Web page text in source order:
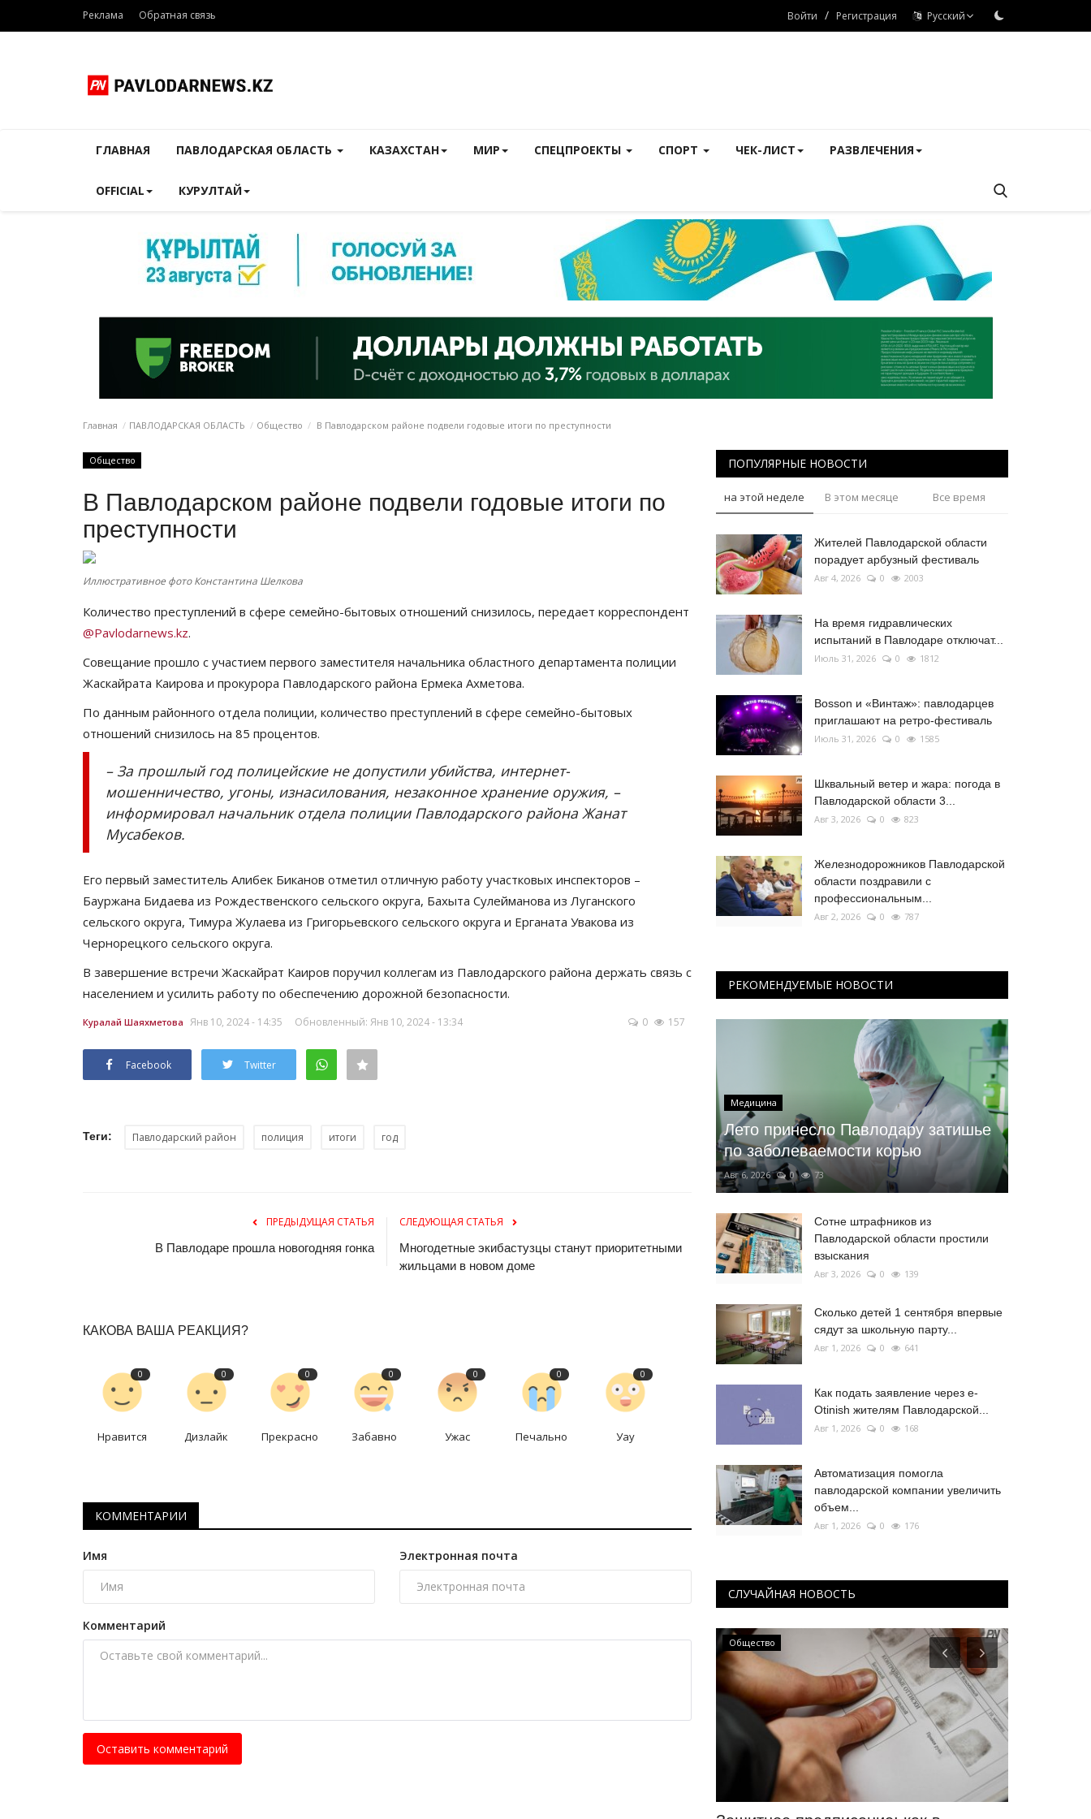
Реклама Обратная связь Войти / Регистрация Русский
ГЛАВНАЯ ПАВЛОДАРСКАЯ ОБЛАСТЬ КАЗАХСТАН МИР СПЕЦПРОЕКТЫ СПОРТ ЧЕК-ЛИСТ РАЗВЛЕЧЕНИЯ
OFFICIAL КУРУЛТАЙ
Главная ПАВЛОДАРСКАЯ ОБЛАСТЬ Общество В Павлодарском районе подвели годовые итоги по преступности
Общество
В Павлодарском районе подвели годовые итоги по
преступности
Иллюстративное фото Константина Шелкова
Количество преступлений в сфере семейно-бытовых отношений снизилось, передает корреспондент
@Pavlodarnews.kz.
Совещание прошло с участием первого заместителя начальника областного департамента полиции
Жаскайрата Каирова и прокурора Павлодарского района Ермека Ахметова.
По данным районного отдела полиции, количество преступлений в сфере семейно-бытовых
отношений снизилось на 85 процентов.
– За прошлый год полицейские не допустили убийства, интернет-
мошенничество, угоны, изнасилования, незаконное хранение оружия, –
информировал начальник отдела полиции Павлодарского района Жанат
Мусабеков.
Его первый заместитель Алибек Биканов отметил отличную работу участковых инспекторов –
Бауржана Бидаева из Рождественского сельского округа, Бахыта Сулейманова из Луганского
сельского округа, Тимура Жулаева из Григорьевского сельского округа и Ерганата Увакова из
Чернорецкого сельского округа.
В завершение встречи Жаскайрат Каиров поручил коллегам из Павлодарского района держать связь с
населением и усилить работу по обеспечению дорожной безопасности.
Куралай Шаяхметова Янв 10, 2024 - 14:35 Обновленный: Янв 10, 2024 - 13:34 0 157
Facebook Twitter
Теги: Павлодарский район полиция итоги год
ПРЕДЫДУЩАЯ СТАТЬЯ
В Павлодаре прошла новогодняя гонка
СЛЕДУЮЩАЯ СТАТЬЯ
Многодетные экибастузцы станут приоритетными
жильцами в новом доме
КАКОВА ВАША РЕАКЦИЯ?
0
Нравится
0
Дизлайк
0
Прекрасно
0
Забавно
0
Ужас
0
Печально
0
Уау
КОММЕНТАРИИ
Имя Электронная почта
Комментарий
Оставить комментарий
ПОПУЛЯРНЫЕ НОВОСТИ
на этой неделе В этом месяце Все время
Жителей Павлодарской области
порадует арбузный фестиваль
Авг 4, 2026 0 2003
На время гидравлических
испытаний в Павлодаре отключат...
Июль 31, 2026 0 1812
Bosson и «Винтаж»: павлодарцев
приглашают на ретро-фестиваль
Июль 31, 2026 0 1585
Шквальный ветер и жара: погода в
Павлодарской области 3...
Авг 3, 2026 0 823
Железнодорожников Павлодарской
области поздравили с
профессиональным...
Авг 2, 2026 0 787
РЕКОМЕНДУЕМЫЕ НОВОСТИ
Медицина
Лето принесло Павлодару затишье
по заболеваемости корью
Авг 6, 2026 0 73
Сотне штрафников из
Павлодарской области простили
взыскания
Авг 3, 2026 0 139
Сколько детей 1 сентября впервые
сядут за школьную парту...
Авг 1, 2026 0 641
Как подать заявление через e-
Otinish жителям Павлодарской...
Авг 1, 2026 0 168
Автоматизация помогла
павлодарской компании увеличить
объем...
Авг 1, 2026 0 176
СЛУЧАЙНАЯ НОВОСТЬ
Видео Медицина Общество